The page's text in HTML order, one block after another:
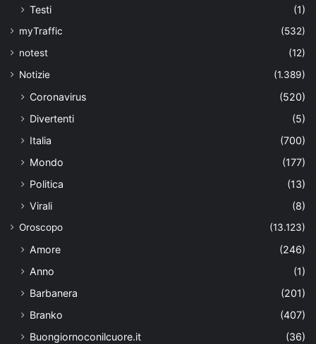
Testi
(1)
myTraffic
(532)
notest
(12)
Notizie
(1.389)
Coronavirus
(520)
Divertenti
(5)
Italia
(700)
Mondo
(177)
Politica
(13)
Virali
(8)
Oroscopo (13.123)
Amore
(246)
Anno
(1)
Barbanera
(201)
Branko
(407)
Buongiornoconilcuore.it
(36)